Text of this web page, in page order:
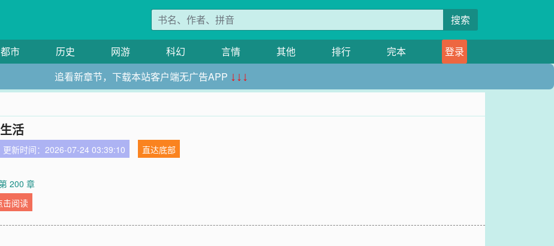
搜索
都市 历史 网游 科幻 言情 其他 排行 完本
登录
追看新章节，下载本站客户端无广告APP ↓↓↓
活
更新时间：2026-07-24 03:39:10
直达底部
200 章
击阅读